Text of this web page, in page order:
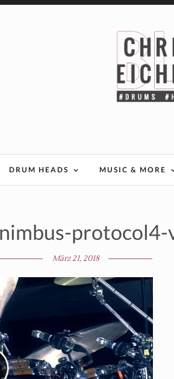
DRUM HEADS MUSIC & MORE
März 21, 2018